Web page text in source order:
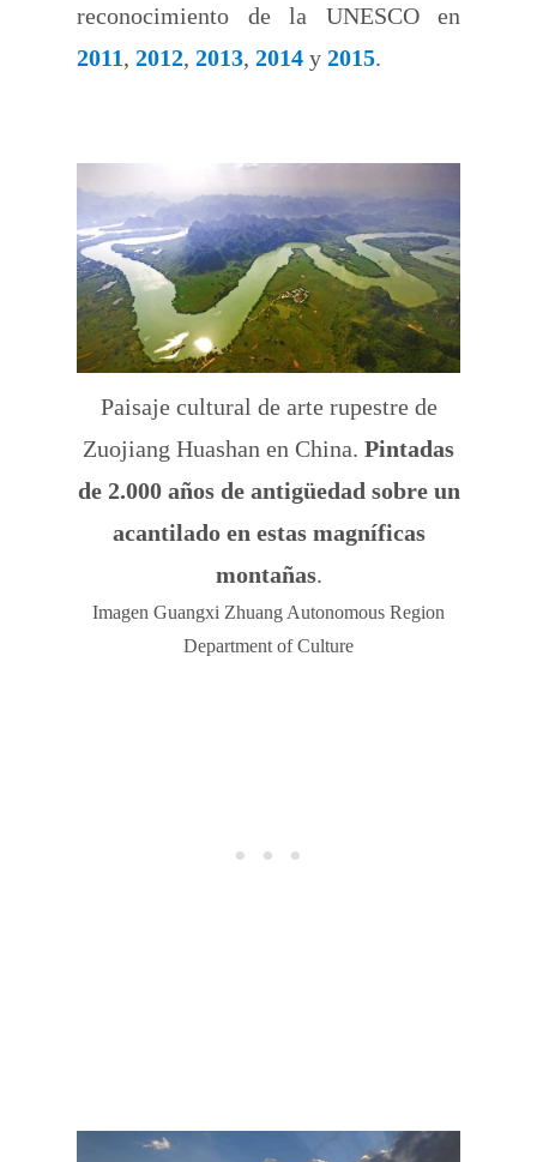
reconocimiento de la UNESCO en
2011, 2012, 2013, 2014 y 2015.
Paisaje cultural de arte rupestre de
Zuojiang Huashan en China. Pintadas
de 2.000 años de antigüedad sobre un
acantilado en estas magníficas
montañas.
Imagen Guangxi Zhuang Autonomous Region
Department of Culture